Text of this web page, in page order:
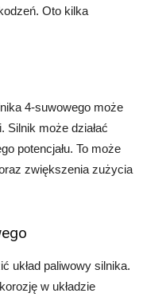
Oto kilka
4-suwowego może
Silnik może działać
potencjału. To może
zwiększenia zużycia
układ paliwowy silnika.
w układzie